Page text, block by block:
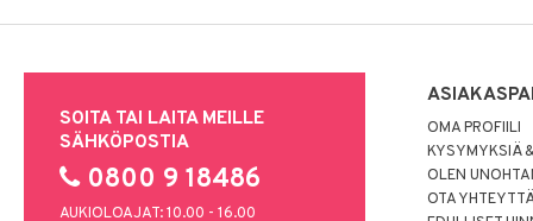
SOITA TAI LAITA MEILLE
SÄHKÖPOSTIA
0800 9 18486
AUKIOLOAJAT: 10.00 - 16.00
OMA PROFIILI
KYSYMYKSIÄ
OLEN
OTA